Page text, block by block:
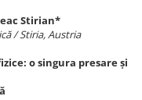
Stirian*
/ Stiria, Austria
o singura presare și